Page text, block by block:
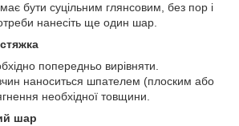
бути суцільним глянсовим, без пор і
нанесіть ще один шар.
попередньо вирівняти.
наноситься шпателем (плоским або
необхідної товщини.
шар